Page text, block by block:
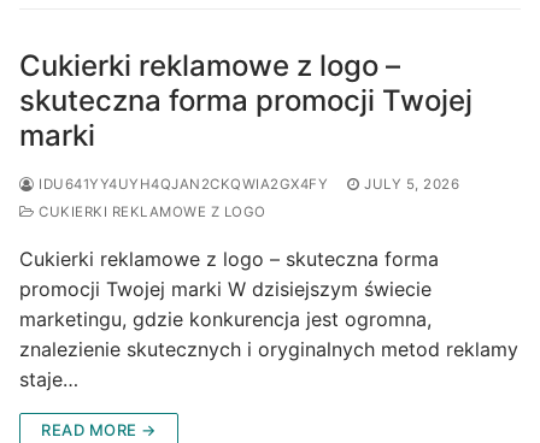
Cukierki reklamowe z logo –
skuteczna forma promocji Twojej
marki
IDU641YY4UYH4QJAN2CKQWIA2GX4FY
JULY 5, 2026
CUKIERKI REKLAMOWE Z LOGO
Cukierki reklamowe z logo – skuteczna forma
promocji Twojej marki W dzisiejszym świecie
marketingu, gdzie konkurencja jest ogromna,
znalezienie skutecznych i oryginalnych metod reklamy
staje…
READ MORE →